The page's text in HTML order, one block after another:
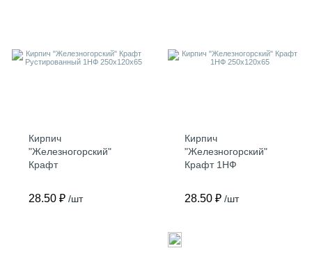
Кирпич
"Железногорский"
Крафт
28.50 ₽ /шт
Кирпич
"Железногорский"
Крафт 1НФ
28.50 ₽ /шт